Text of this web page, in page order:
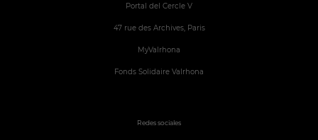
Portal del Cercle V
47 rue des Archives, Paris
MyValrhona
Fonds Solidaire Valrhona
Redes sociales